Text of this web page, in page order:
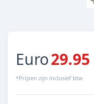
Euro29.95
*Prijzen zijn inclusief btw